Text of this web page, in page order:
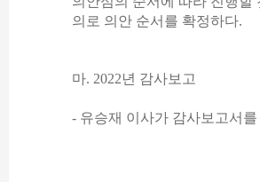
의로 의안 순서를 확정하다.
마. 2022년 감사보고
- 유승재 이사가 감사보고서